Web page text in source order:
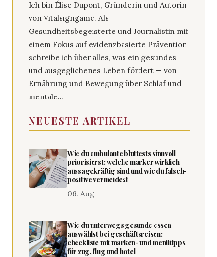
Ich bin Élise Dupont, Gründerin und Autorin
von Vitalsigngame. Als
Gesundheitsbegeisterte und Journalistin mit
einem Fokus auf evidenzbasierte Prävention
schreibe ich über alles, was ein gesundes
und ausgeglichenes Leben fördert — von
Ernährung und Bewegung über Schlaf und
mentale...
NEUESTE ARTIKEL
Wie du ambulante bluttests sinnvoll
priorisierst: welche marker wirklich
aussagekräftig sind und wie du falsch-
positive vermeidest
06. Aug
Wie du unterwegs gesunde essen
auswählst bei geschäftsreisen:
checkliste mit marken- und menütipps
für zug, flug und hotel